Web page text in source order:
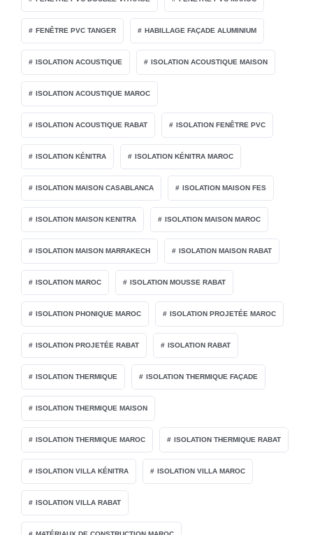
FENÊTRE PVC TANGER HABILLAGE FAÇADE ALUMINIUM
ISOLATION ACOUSTIQUE ISOLATION ACOUSTIQUE MAISON
ISOLATION ACOUSTIQUE MAROC
ISOLATION ACOUSTIQUE RABAT ISOLATION FENÊTRE PVC
ISOLATION KÉNITRA ISOLATION KÉNITRA MAROC
ISOLATION MAISON CASABLANCA ISOLATION MAISON FES
ISOLATION MAISON KENITRA ISOLATION MAISON MAROC
ISOLATION MAISON MARRAKECH ISOLATION MAISON RABAT
ISOLATION MAROC ISOLATION MOUSSE RABAT
ISOLATION PHONIQUE MAROC ISOLATION PROJETÉE MAROC
ISOLATION PROJETÉE RABAT ISOLATION RABAT
ISOLATION THERMIQUE ISOLATION THERMIQUE FAÇADE
ISOLATION THERMIQUE MAISON
ISOLATION THERMIQUE MAROC ISOLATION THERMIQUE RABAT
ISOLATION VILLA KÉNITRA ISOLATION VILLA MAROC
ISOLATION VILLA RABAT